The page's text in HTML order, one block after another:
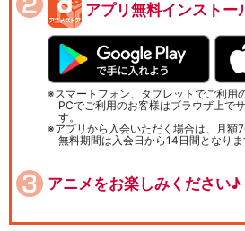
アプリ無料インストー
スマートフォン、タブレットでご利用
PCでご利用のお客様はブラウザ上で
す。
アプリから入会いただく場合は、月額
無料期間は入会日から14日間となりま
アニメをお楽しみください♪